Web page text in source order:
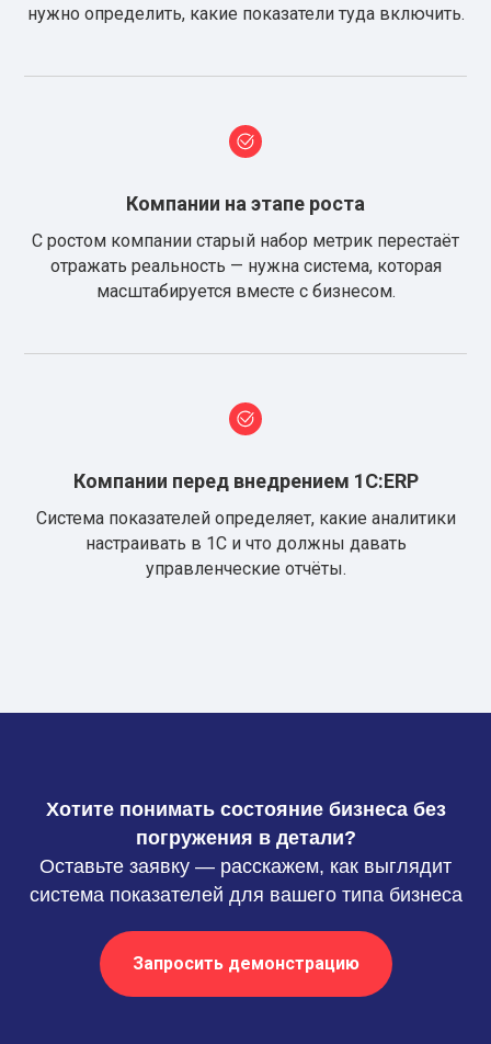
нужно определить, какие показатели туда включить.
Компании на этапе роста
С ростом компании старый набор метрик перестаёт
отражать реальность — нужна система, которая
масштабируется вместе с бизнесом.
Компании перед внедрением 1С:ERP
Система показателей определяет, какие аналитики
настраивать в 1С и что должны давать
управленческие отчёты.
Хотите понимать состояние бизнеса без
погружения в детали?
Оставьте заявку — расскажем, как выглядит
система показателей для вашего типа бизнеса
Запросить демонстрацию